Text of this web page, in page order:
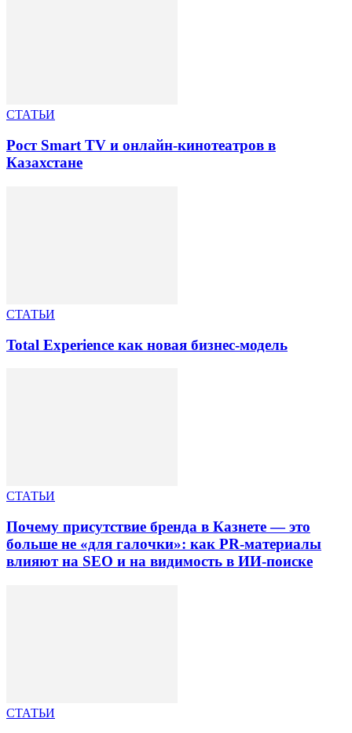
СТАТЬИ
Рост Smart TV и онлайн-кинотеатров в
Казахстане
СТАТЬИ
Total Experience как новая бизнес-модель
СТАТЬИ
Почему присутствие бренда в Казнете — это
больше не «для галочки»: как PR-материалы
влияют на SEO и на видимость в ИИ-поиске
СТАТЬИ